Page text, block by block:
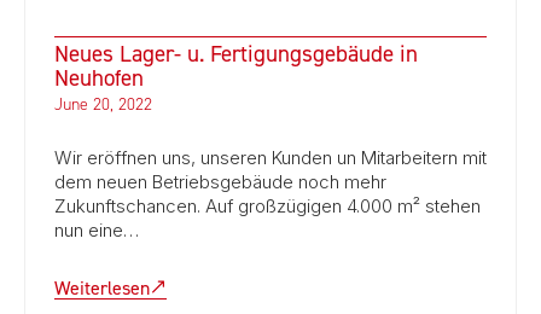
Neues Lager- u. Fertigungsgebäude in
Neuhofen
June 20, 2022
Wir eröffnen uns, unseren Kunden un Mitarbeitern mit
dem neuen Betriebsgebäude noch mehr
Zukunftschancen. Auf großzügigen 4.000 m² stehen
nun eine…
Weiterlesen